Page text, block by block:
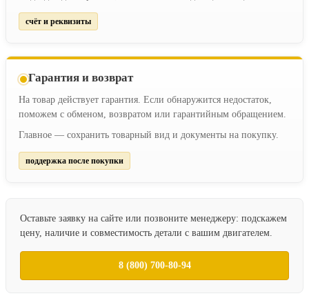
счёт и реквизиты
Гарантия и возврат
На товар действует гарантия. Если обнаружится недостаток,
поможем с обменом, возвратом или гарантийным обращением.
Главное — сохранить товарный вид и документы на покупку.
поддержка после покупки
Оставьте заявку на сайте или позвоните менеджеру: подскажем
цену, наличие и совместимость детали с вашим двигателем.
8 (800) 700-80-94